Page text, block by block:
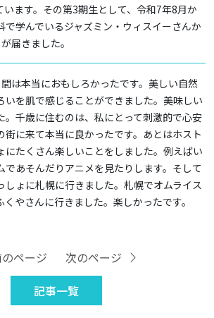
ます。その第3期生として、令和7年8月か
で学んでいるジャズミン・ウィスイーさんか
届きました。
は本当におもしろかったです。美しい自然
いを肌で感じることができました。美味しい
。千歳に住むのは、私にとって刺激的で心安
街に来て本当に良かったです。あとはホスト
にたくさん楽しいことをしました。例えばい
であそんだりアニメを見たりします。そして
しょに札幌に行きました。札幌でオムライス
やさんに行きました。楽しかったです。
ページ
記事一覧
次のページ